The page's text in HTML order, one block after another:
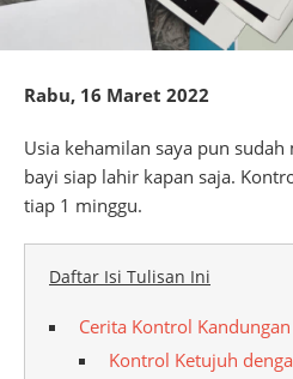
Rabu, 16 Maret 2022
Usia kehamilan saya pun
bayi siap lahir kapan saja.
tiap 1 minggu.
Daftar Isi Tulisan Ini
Cerita Kontrol Kandungan
Kontrol Ketujuh